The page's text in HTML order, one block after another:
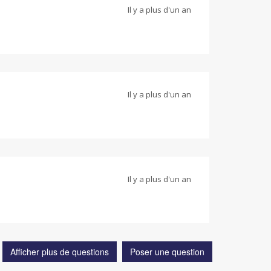
Il y a plus d'un an
Il y a plus d'un an
Il y a plus d'un an
Afficher plus de questions Poser une question